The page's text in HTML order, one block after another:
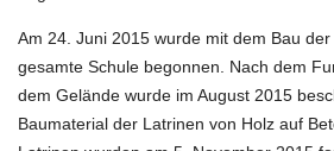
Am 24. Juni 2015 wurde mit dem Bau
gesamte Schule begonnen. Nach dem
dem Gelände wurde im August 2015
Baumaterial der Latrinen von Holz auf